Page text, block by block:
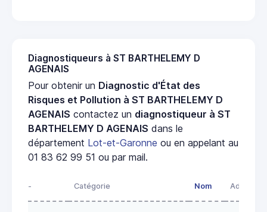
Diagnostiqueurs à ST BARTHELEMY D
AGENAIS
Pour obtenir un Diagnostic d'État des
Risques et Pollution à ST BARTHELEMY D
AGENAIS contactez un diagnostiqueur à ST
BARTHELEMY D AGENAIS dans le
département Lot-et-Garonne ou en appelant au
01 83 62 99 51 ou par mail.
- Catégorie Nom Adresse